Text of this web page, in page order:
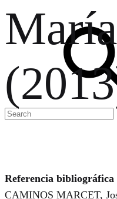
Search
Referencia bibliográfica
CAMINOS MARCET,